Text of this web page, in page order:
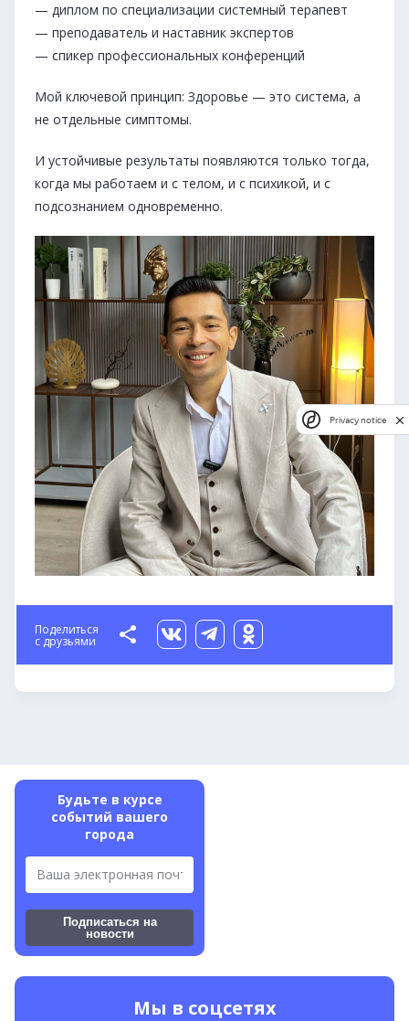
— диплом по специализации системный терапевт
— преподаватель и наставник экспертов
— спикер профессиональных конференций
Мой ключевой принцип: Здоровье — это система, а
не отдельные симптомы.
И устойчивые результаты появляются только тогда,
когда мы работаем и с телом, и с психикой, и с
подсознанием одновременно.
Поделиться
с друзьями
Будьте в курсе
событий вашего
города
Подписаться на
новости
Мы в соцсетях
Privacy notice
Privacy notice